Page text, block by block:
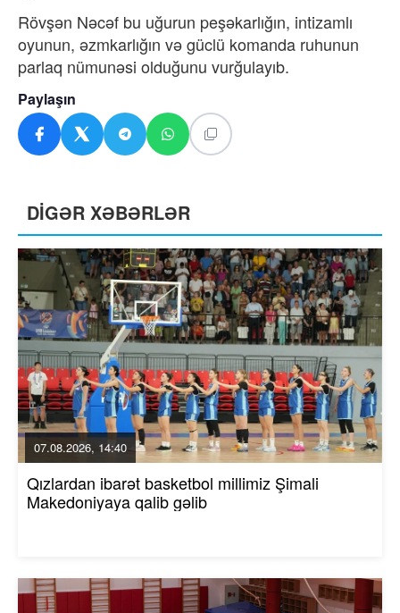
Rövşən Nəcəf bu uğurun peşəkarlığın, intizamlı
oyunun, əzmkarlığın və güclü komanda ruhunun
parlaq nümunəsi olduğunu vurğulayıb.
Paylaşın
DİGƏR XƏBƏRLƏR
07.08.2026, 14:40
Qızlardan ibarət basketbol millimiz Şimali
Makedoniyaya qalib gəlib